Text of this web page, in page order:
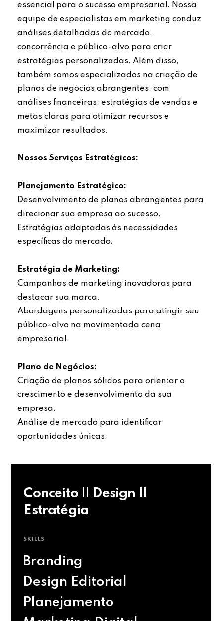
essencial para o sucesso empresarial. Nossa
equipe de especialistas em marketing conduz
análises detalhadas do mercado,
concorrência e público-alvo para criar
estratégias personalizadas. Além disso,
também somos especializados na criação de
planos de negócios abrangentes, com
análises financeiras, estratégias de vendas e
metas claras para otimizar recursos e
maximizar resultados.
Nossos Serviços Estratégicos:
Planejamento Estratégico:
Desenvolvimento de planos abrangentes para
direcionar sua empresa ao sucesso.
Estratégias adaptadas às necessidades
específicas do mercado.
Estratégia de Marketing:
Campanhas de marketing inovadoras para
destacar sua marca.
Abordagens personalizadas para atingir seu
público-alvo na movimentada cena
empresarial.
Plano de Negócios:
Criação de planos sólidos para orientar o
crescimento e desenvolvimento da sua
empresa.
Análise de mercado para identificar
oportunidades únicas.
Conceito || Design ||
Estratégia
SKILLS
Branding
Design Editorial
Planejamento